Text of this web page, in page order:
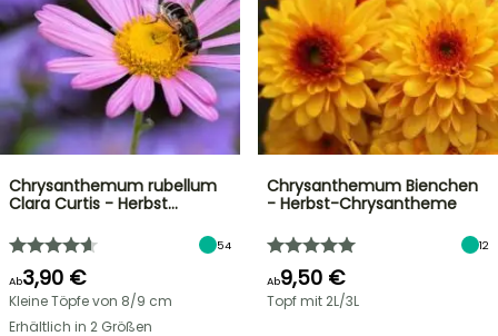
Chrysanthemum rubellum
Clara Curtis - Herbst…
54
Ab3,90 €
Kleine Töpfe von 8/9 cm
Erhältlich in 2 Größen
Chrysanthemum Bienchen
- Herbst-Chrysantheme
12
Ab9,50 €
Topf mit 2L/3L